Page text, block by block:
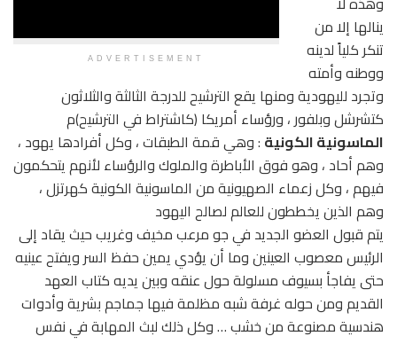
ADVERTISEMENT
ينالها إلا من
تنكر كلياً لدينه
ووطنه وأمته
وتجرد لليهودية ومنها يقع الترشيح للدرجة الثالثة والثلاثون
كتشرشل وبلفور ، ورؤساء أمريكا (كاشتراط في الترشيح)م
الماسونية الكونية : وهي قمة الطبقات ، وكل أفرادها يهود ،
وهم أحاد ، وهو فوق الأباطرة والملوك والرؤساء لأنهم يتحكمون
فيهم ، وكل زعماء الصهيونية من الماسونية الكونية كهرتزل ،
وهم الذين يخططون للعالم لصالح اليهود
يتم قبول العضو الجديد في جو مرعب مخيف وغريب حيث يقاد إلى
الرئيس معصوب العينين وما أن يؤدي يمين حفظ السر ويفتح عينيه
حتى يفاجأ بسيوف مسلولة حول عنقه وبين يديه كتاب العهد
القديم ومن حوله غرفة شبه مظلمة فيها جماجم بشرية وأدوات
هندسية مصنوعة من خشب … وكل ذلك لبث المهابة في نفس